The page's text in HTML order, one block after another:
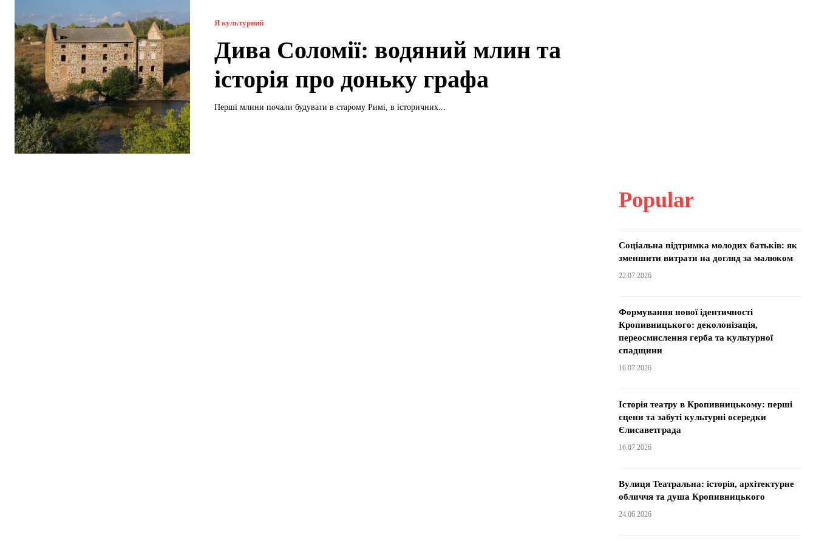
Я культурний
Дива Соломії: водяний млин та
історія про доньку графа
Перші млини почали будувати в старому Римі, в історичних...
Popular
Соціальна підтримка молодих батьків: як
зменшити витрати на догляд за малюком
22.07.2026
Формування нової ідентичності
Кропивницького: деколонізація,
переосмислення герба та культурної
спадщини
16.07.2026
Історія театру в Кропивницькому: перші
сцени та забуті культурні осередки
Єлисаветграда
16.07.2026
Вулиця Театральна: історія, архітектурне
обличчя та душа Кропивницького
24.06.2026